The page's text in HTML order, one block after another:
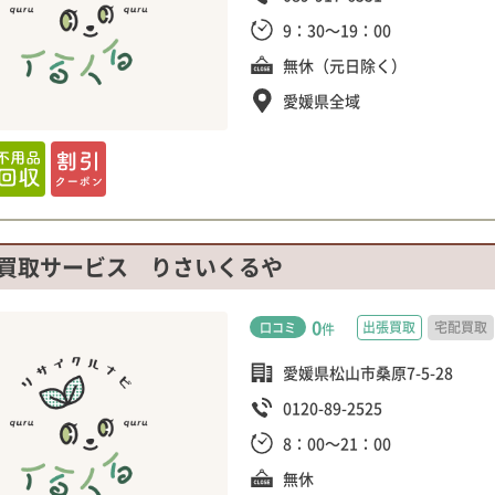
9：30～19：00
無休（元日除く）
愛媛県全域
取サービス りさいくるや
口コミ 0件 出張買取 宅配買取
愛媛県松山市桑原7-5-28
0120-89-2525
8：00～21：00
無休